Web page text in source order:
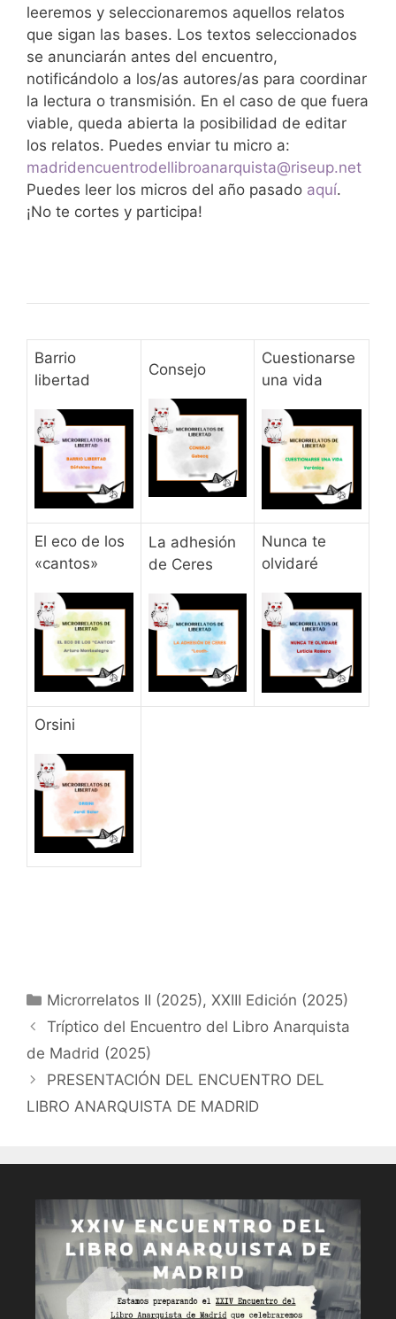
leeremos y seleccionaremos aquellos relatos
que sigan las bases. Los textos seleccionados
se anunciarán antes del encuentro,
notificándolo a los/as autores/as para coordinar
la lectura o transmisión. En el caso de que fuera
viable, queda abierta la posibilidad de editar
los relatos. Puedes enviar tu micro a:
madridencuentrodellibroanarquista@riseup.net
Puedes leer los micros del año pasado aquí.
¡No te cortes y participa!
Barrio
libertad
Consejo
Cuestionarse
una vida
El eco de los
«cantos»
La adhesión
de Ceres
Nunca te
olvidaré
Orsini
Categorías
Microrrelatos II (2025),XXIII Edición (2025)
Tríptico del Encuentro del Libro Anarquista
de Madrid (2025)
PRESENTACIÓN DEL ENCUENTRO DEL
LIBRO ANARQUISTA DE MADRID